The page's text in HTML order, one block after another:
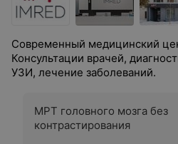
Современный медицинский
Консультации врачей,
УЗИ, лечение заболеваний.
МРТ головного мозга без
контрастирования